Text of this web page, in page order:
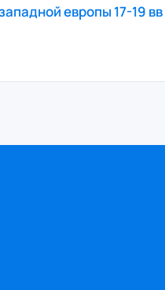
европы 17-19 вв